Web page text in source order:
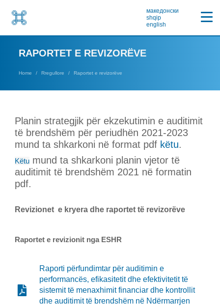
македонски
shqip
english
RAPORTET E REVIZORËVE
Home Rregullore Raportet e revizorëve
Planin strategjik për ekzekutimin e auditimit
të brendshëm për periudhën 2021-2023
mund ta shkarkoni në format pdf këtu.
Këtu mund ta shkarkoni planin vjetor të
auditimit të brendshëm 2021 në formatin
pdf.
Revizionet e kryera dhe raportet të revizorëve
Raportet e revizionit nga ESHR
Raporti përfundimtar për auditimin e
performancës, efikasitetit dhe efektivitetit të
sistemit të menaxhimit financiar dhe kontrollit
dhe auditimit të brendshëm në Ndërmarrjen